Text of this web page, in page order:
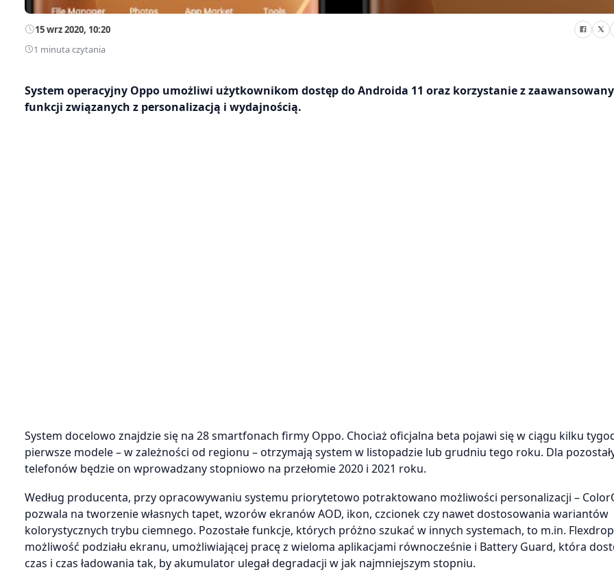
15 wrz 2020, 10:20
1 minuta czytania
System operacyjny Oppo umożliwi użytkownikom dostęp do Androida 11 oraz korzystanie z
funkcji związanych z personalizacją i wydajnością.
System docelowo znajdzie się na 28 smartfonach firmy Oppo. Chociaż oficjalna beta pojawi się w ciągu kilku
pierwsze modele – w zależności od regionu – otrzymają system w listopadzie lub grudniu tego roku. Dla
telefonów będzie on wprowadzany stopniowo na przełomie 2020 i 2021 roku.
Według producenta, przy opracowywaniu systemu priorytetowo potraktowano możliwości personalizacji –
pozwala na tworzenie własnych tapet, wzorów ekranów AOD, ikon, czcionek czy nawet dostosowania wariantów
kolorystycznych trybu ciemnego. Pozostałe funkcje, których próżno szukać w innych systemach, to m.in.
możliwość podziału ekranu, umożliwiającej pracę z wieloma aplikacjami równocześnie i Battery Guard, która
czas i czas ładowania tak, by akumulator ulegał degradacji w jak najmniejszym stopniu.